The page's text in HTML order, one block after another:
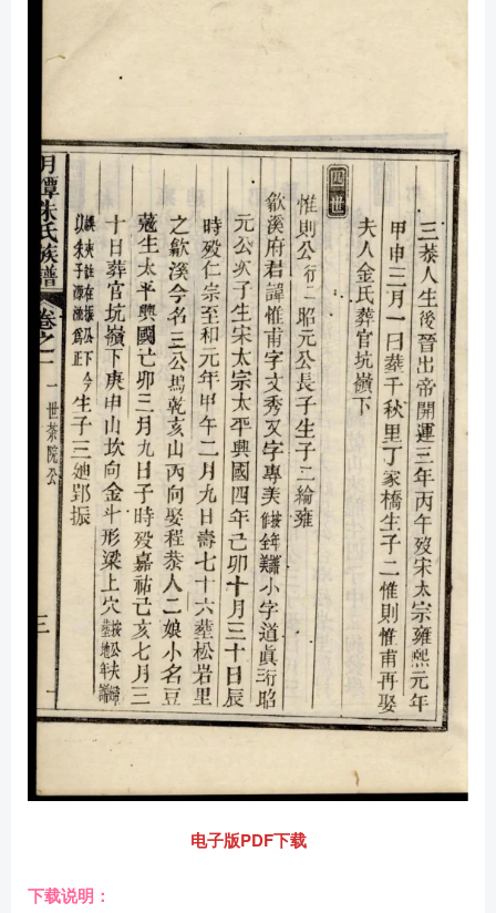
电子版PDF下载
下载说明：